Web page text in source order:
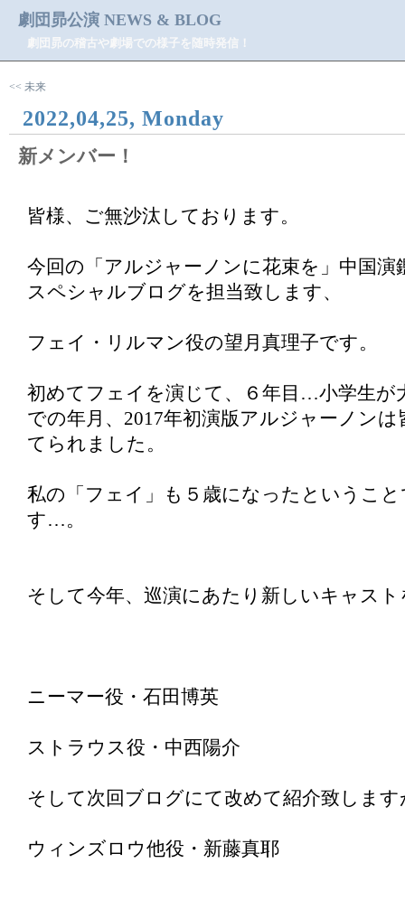
劇団昴公演 NEWS & BLOG
劇団昴の稽古や劇場での様子を随時発信！
<< 未来
2022,04,25, Monday
新メンバー！
皆様、ご無沙汰しております。
今回の「アルジャーノンに花束を」中国演
スペシャルブログを担当致します、
フェイ・リルマン役の望月真理子です。
初めてフェイを演じて、６年目…小学生が
での年月、2017年初演版アルジャーノン
てられました。
私の「フェイ」も５歳になったというこ
す…。
そして今年、巡演にあたり新しいキャス
ニーマー役・石田博英
ストラウス役・中西陽介
そして次回ブログにて改めて紹介致します
ウィンズロウ他役・新藤真耶